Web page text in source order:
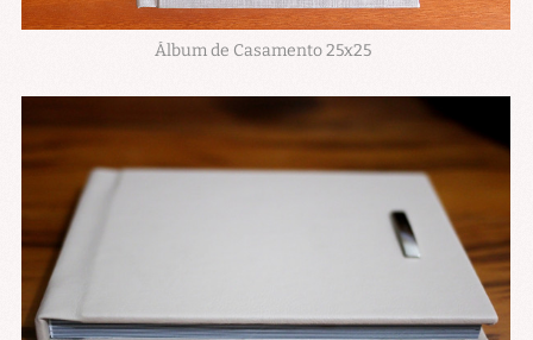
Álbum de Casamento 25x25